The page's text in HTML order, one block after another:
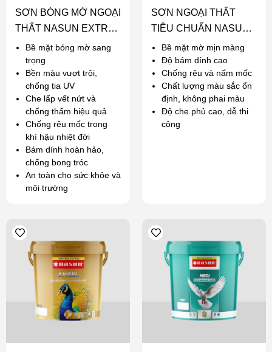
SƠN BÓNG MỜ NGOẠI
THẤT NASUN EXTRA
PROTECT
Bề mặt bóng mờ sang
trọng
Bền màu vượt trội,
chống tia UV
Che lấp vết nứt và
chống thấm hiệu quả
Chống rêu mốc trong
khí hậu nhiệt đới
Bám dính hoàn hảo,
chống bong tróc
An toàn cho sức khỏe và
môi trường
SƠN NGOẠI THẤT
TIÊU CHUẨN NASUN
ECO EX
Bề mặt mờ mịn màng
Độ bám dính cao
Chống rêu và nấm mốc
Chất lượng màu sắc ổn
định, không phai màu
Độ che phủ cao, dễ thi
công